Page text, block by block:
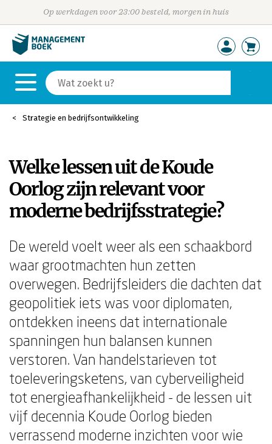
Op werkdagen voor 23:00 besteld, morgen in huis
Strategie en bedrijfsontwikkeling
Welke lessen uit de Koude
Oorlog zijn relevant voor
moderne bedrijfsstrategie?
De wereld voelt weer als een schaakbord
waar grootmachten hun zetten
overwegen. Bedrijfsleiders die dachten dat
geopolitiek iets was voor diplomaten,
ontdekken ineens dat internationale
spanningen hun balansen kunnen
verstoren. Van handelstarieven tot
toeleveringsketens, van cyberveiligheid
tot energieafhankelijkheid - de lessen uit
vijf decennia Koude Oorlog bieden
verrassend moderne inzichten voor wie